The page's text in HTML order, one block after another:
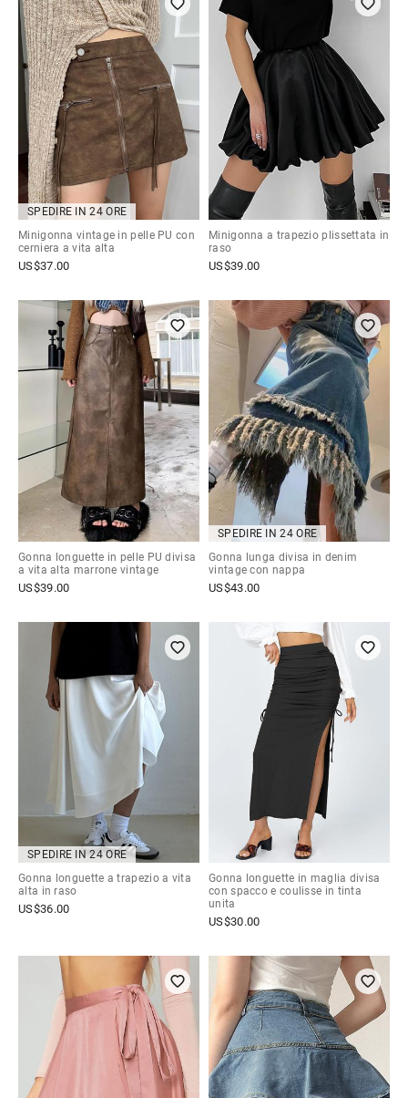
SPEDIRE IN 24 ORE
Minigonna vintage in pelle PU con
cerniera a vita alta
US$37.00
Minigonna a trapezio plissettata in
raso
US$39.00
Gonna longuette in pelle PU divisa
a vita alta marrone vintage
US$39.00
SPEDIRE IN 24 ORE
Gonna lunga divisa in denim
vintage con nappa
US$43.00
SPEDIRE IN 24 ORE
Gonna longuette a trapezio a vita
alta in raso
US$36.00
Gonna longuette in maglia divisa
con spacco e coulisse in tinta
unita
US$30.00